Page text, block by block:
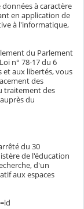
à caractère
en application de
à l'informatique,
du Parlement
n° 78-17 du 6
et aux libertés, vous
des
traitement des
du
du 30
de l'éducation
d'un
aux espaces